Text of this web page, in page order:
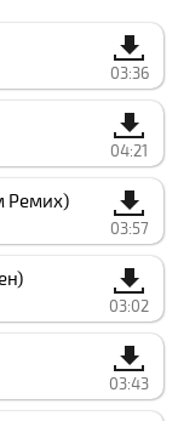
03:36
04:21
Ремиx)
03:57
03:02
03:43